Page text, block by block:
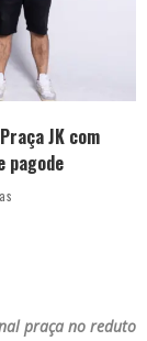
JK com
pagode
praça no reduto